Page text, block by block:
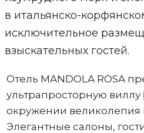
в итальянско-
исключительное
взыскательных гостей.
Отель MANDOLA ROSA
ультрапросторную виллу
окружении
Элегантные салоны,